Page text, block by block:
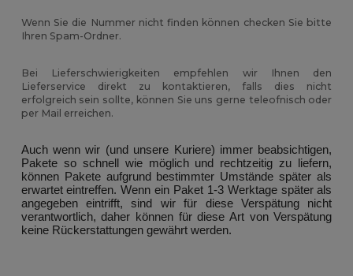
Wenn Sie die Nummer nicht finden können checken Sie bitte
Ihren Spam-Ordner.
Bei Lieferschwierigkeiten empfehlen wir Ihnen den
Lieferservice direkt zu kontaktieren, falls dies nicht
erfolgreich sein sollte, können Sie uns gerne teleofnisch oder
per Mail erreichen.
Auch wenn wir (und unsere Kuriere) immer beabsichtigen,
Pakete so schnell wie möglich und rechtzeitig zu liefern,
können Pakete aufgrund bestimmter Umstände später als
erwartet eintreffen. Wenn ein Paket 1-3 Werktage später als
angegeben eintrifft, sind wir für diese Verspätung nicht
verantwortlich, daher können für diese Art von Verspätung
keine Rückerstattungen gewährt werden.